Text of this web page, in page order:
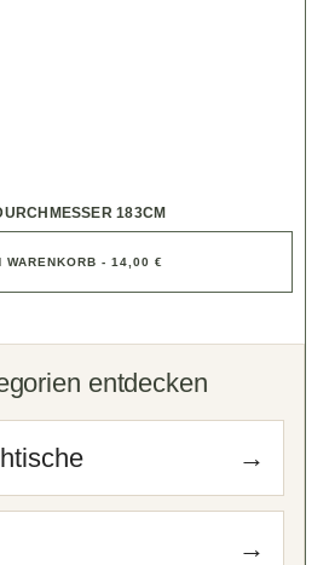
183CM
WARENKORB - 14,00 €
entdecken
→
→